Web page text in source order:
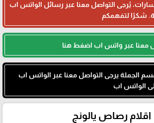
يُرجى التواصل معنا عبر رسائل الواتس اب
شكرًا لتفهمكم
معنا عبر واتس اب اضغط هنا
قسم الجملة يرجى التواصل معنا عبر الواتس اب
الواتس اب
اقلام رصاص يالونج